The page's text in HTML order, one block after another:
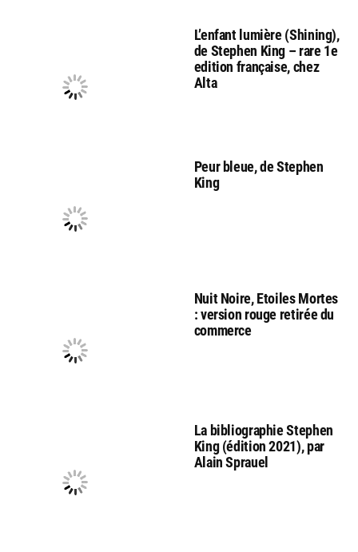
L’enfant lumière (Shining),
de Stephen King – rare 1e
edition française, chez
Alta
Peur bleue, de Stephen
King
Nuit Noire, Etoiles Mortes
: version rouge retirée du
commerce
La bibliographie Stephen
King (édition 2021), par
Alain Sprauel